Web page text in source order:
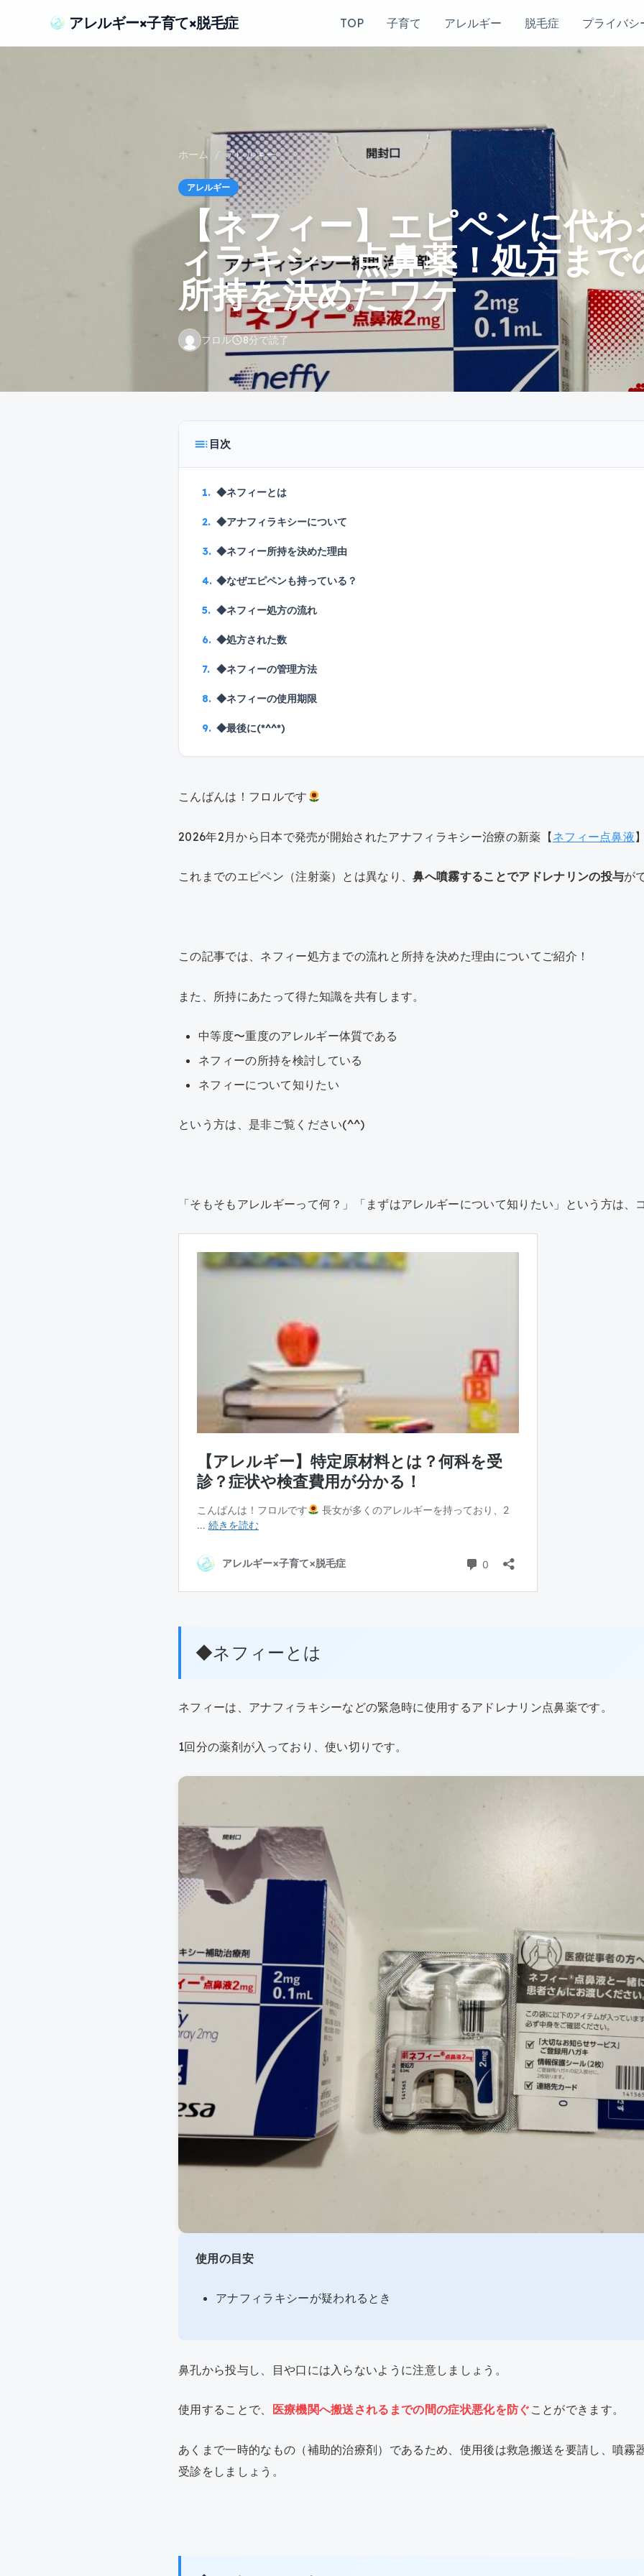
アレルギー×子育て×脱毛症 TOP 子育て アレルギー 脱毛症 プライバシ
ホーム / アレルギー
アレルギー
【ネフィー】エピペンに代わ
ィラキシー点鼻薬！処方まで
所持を決めたワケ
フロルschedule8分で読了
toc 目次
◆ネフィーとは
◆アナフィラキシーについて
◆ネフィー所持を決めた理由
◆なぜエピペンも持っている？
◆ネフィー処方の流れ
◆処方された数
◆ネフィーの管理方法
◆ネフィーの使用期限
◆最後に(*^^*)
こんばんは！フロルです
2026年2月から日本で発売が開始されたアナフィラキシー治療の新薬【ネフィー点鼻液】
これまでのエピペン（注射薬）とは異なり、鼻へ噴霧することでアドレナリンの投与が
この記事では、ネフィー処方までの流れと所持を決めた理由についてご紹介！
また、所持にあたって得た知識を共有します。
中等度〜重度のアレルギー体質である
ネフィーの所持を検討している
ネフィーについて知りたい
という方は、是非ご覧ください(^^)
「そもそもアレルギーって何？」「まずはアレルギーについて知りたい」という方は、
◆ネフィーとは
ネフィーは、アナフィラキシーなどの緊急時に使用するアドレナリン点鼻薬です。
1回分の薬剤が入っており、使い切りです。
使用の目安
アナフィラキシーが疑われるとき
鼻孔から投与し、目や口には入らないように注意しましょう。
使用することで、 医療機関へ搬送されるまでの間の症状悪化を防ぐ ことができます。
あくまで一時的なもの（補助的治療剤）であるため、使用後は救急搬送を要請し、噴霧
受診をしましょう。